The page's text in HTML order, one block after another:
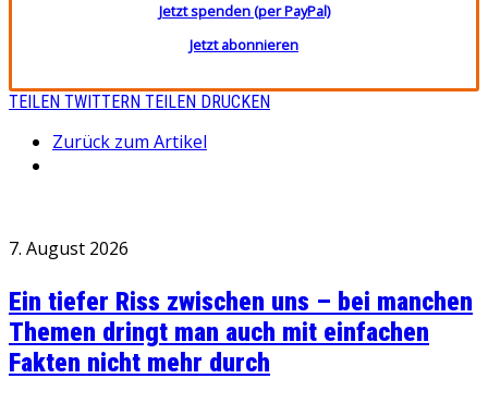
Jetzt spenden (per PayPal)
Jetzt abonnieren
TEILEN TWITTERN TEILEN DRUCKEN
Zurück zum Artikel
7. August 2026
Ein tiefer Riss zwischen uns – bei manchen
Themen dringt man auch mit einfachen
Fakten nicht mehr durch